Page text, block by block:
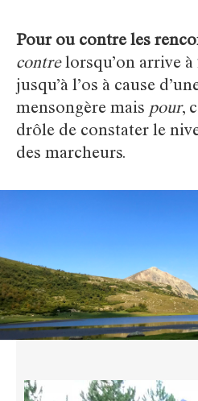
Pour ou contre les
contre lorsqu’on arrive
jusqu’à l’os à cause
mensongère mais pour,
drôle de constater le
des marcheurs.